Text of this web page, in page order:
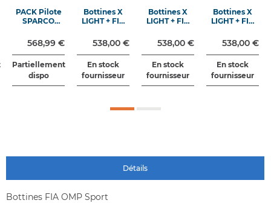
PACK Pilote
SPARCO
Advanced
Total Look
Limited
Edition
568,99 €
Partiellement
dispo
Bottines X
LIGHT + FIA
Jaune Noir
538,00 €
En stock
fournisseur
Bottines X
LIGHT + FIA
Blanc Noir
538,00 €
En stock
fournisseur
Bottines X
LIGHT + FIA
Rouge Noir
538,00 €
En stock
fournisseur
Détails
Bottines FIA OMP Sport